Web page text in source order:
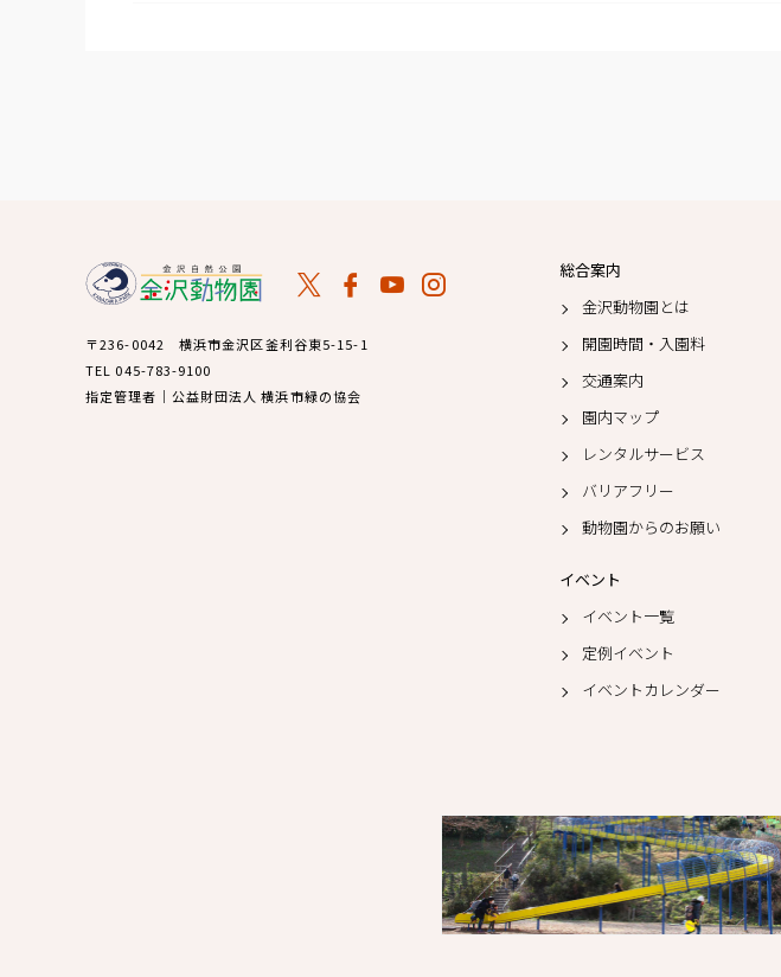
〒236-0042 横浜市金沢区釜利谷東5-15-1
TEL 045-783-9100
指定管理者｜公益財団法人 横浜市緑の協会
総合案内
金沢動物園とは
開園時間・入園料
交通案内
園内マップ
レンタルサービス
バリアフリー
動物園からのお願い
イベント
イベント一覧
定例イベント
イベントカレンダー